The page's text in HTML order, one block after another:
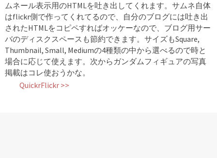
ムネール表示用のHTMLを吐き出してくれます。サムネ自体
はflickr側で作ってくれてるので、自分のブログには吐き出
されたHTMLをコピペすればオッケーなので、ブログ用サー
バのディスクスペースも節約できます。サイズもSquare,
Thumbnail, Small, Mediumの4種類の中から選べるので時と
場合に応じて使えます。次からガンダムフィギュアの写真
掲載はコレ使おうかな。
QuickrFlickr >>